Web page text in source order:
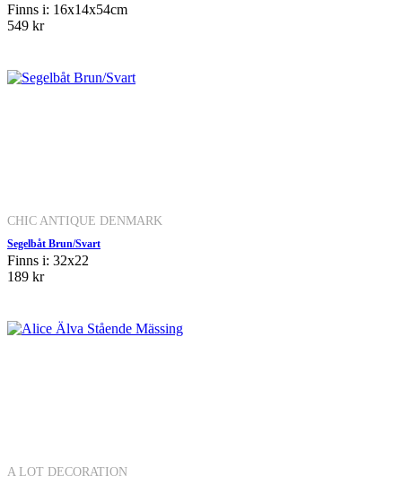
Finns i: 16x14x54cm
549 kr
CHIC ANTIQUE DENMARK
Segelbåt Brun/Svart
Finns i: 32x22
189 kr
A LOT DECORATION